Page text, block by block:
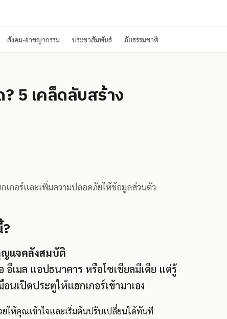
สังคม-อาชญากรรม ประชาสัมพันธ์ ภัยธรรมชาติ
5 เคล็ดลับสร้าง
กอร์และเพิ่มความปลอดภัยให้ข้อมูลส่วนตัว
แจคลังสมบัติ
เมล แอปธนาคาร หรือโซเชียลมีเดีย แต่รู้
นเปิดประตูให้แฮกเกอร์เข้ามาเอง
ให้คุณเข้าใจและเริ่มต้นปรับเปลี่ยนได้ทันที